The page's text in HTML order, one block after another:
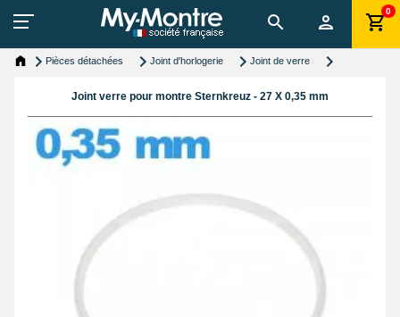
0
Pièces détachées Joint d'horlogerie Joint de verre
Joint verre pour montre Sternkreuz - 27 X 0,35 mm